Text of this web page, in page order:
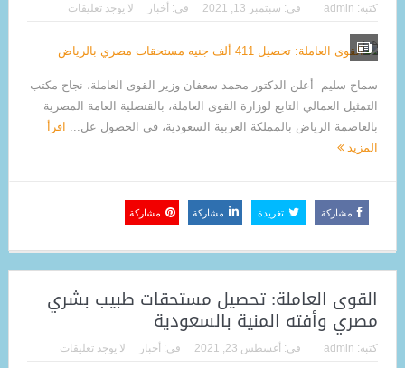
كتبه: admin فى: سبتمبر 13, 2021 فى: أخبار لا يوجد تعليقات
سماح سليم أعلن الدكتور محمد سعفان وزير القوى العاملة، نجاح مكتب
التمثيل العمالي التابع لوزارة القوى العاملة، بالقنصلية العامة المصرية
بالعاصمة الرياض بالمملكة العربية السعودية، في الحصول عل...
اقرأ
المزيد
مشاركة تغريدة مشاركة مشاركة
القوى العاملة: تحصيل مستحقات طبيب بشري
مصري وأفته المنية بالسعودية
كتبه: admin فى: أغسطس 23, 2021 فى: أخبار لا يوجد تعليقات